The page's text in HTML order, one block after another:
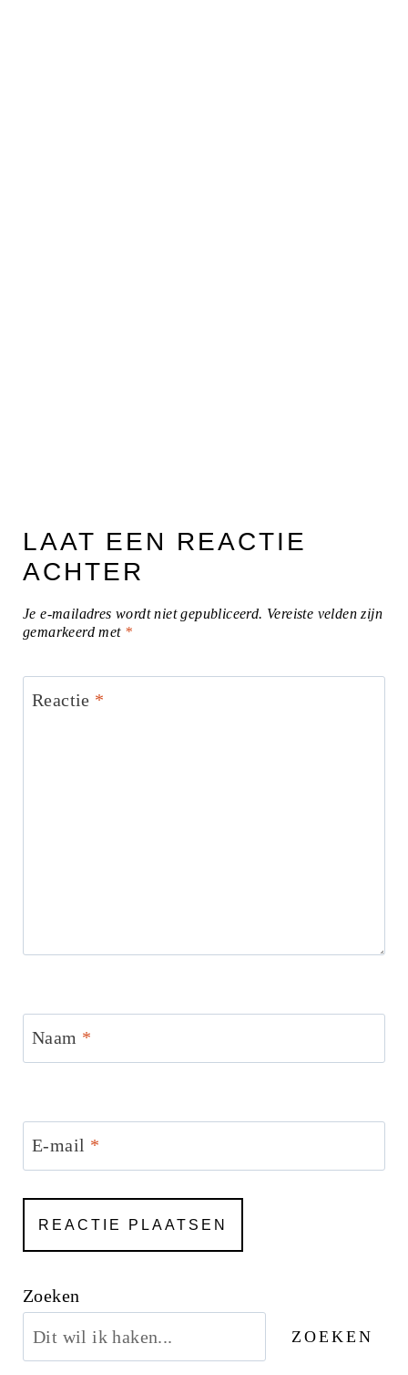
LAAT EEN REACTIE
ACHTER
Je e-mailadres wordt niet gepubliceerd. Vereiste velden zijn
gemarkeerd met *
Reactie *
Naam *
E-mail *
Zoeken
ZOEKEN